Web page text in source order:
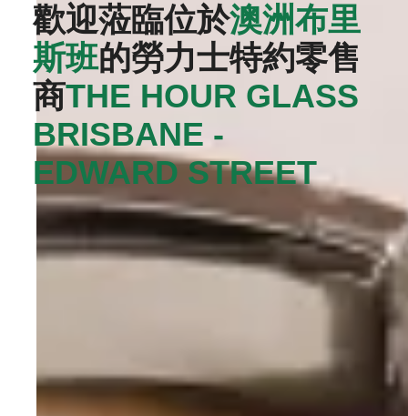
歡迎蒞臨位於澳洲布里
斯班的勞力士特約零售
商‭THE HOUR GLASS
BRISBANE -
EDWARD STREET‬